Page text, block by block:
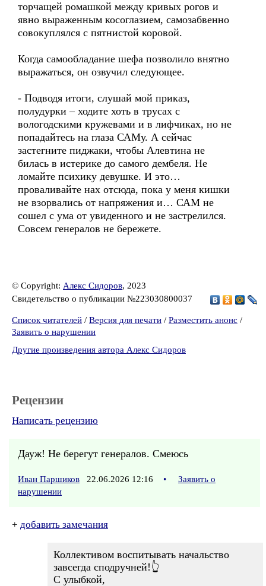
торчащей ромашкой между кривых рогов и
явно выраженным косоглазием, самозабвенно
совокуплялся с пятнистой коровой.
Когда самообладание шефа позволило внятно
выражаться, он озвучил следующее.
- Подводя итоги, слушай мой приказ,
полудурки – ходите хоть в трусах с
вологодскими кружевами и в лифчиках, но не
попадайтесь на глаза САМу. А сейчас
застегните пиджаки, чтобы Алевтина не
билась в истерике до самого дембеля. Не
ломайте психику девушке. И это…
проваливайте нах отсюда, пока у меня кишки
не взорвались от напряжения и… САМ не
сошел с ума от увиденного и не застрелился.
Совсем генералов не бережете.
© Copyright: Алекс Сидоров, 2023
Свидетельство о публикации №223030800037
Список читателей / Версия для печати / Разместить анонс /
Заявить о нарушении
Другие произведения автора Алекс Сидоров
Рецензии
Написать рецензию
Дауж! Не берегут генералов. Смеюсь
Иван Паршиков 22.06.2026 12:16 •
Заявить о
нарушении
+ добавить замечания
Коллективом воспитывать начальство
завсегда сподручней!👆
С улыбкой,